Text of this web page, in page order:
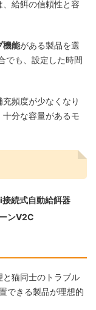
給餌の信頼性と容
機能がある製品を選
でも、設定した時間
頻度が少なくなり
分な容量があるモ
続式自動給餌器
ンV2C
猫同士のトラブル
できる製品が理想的